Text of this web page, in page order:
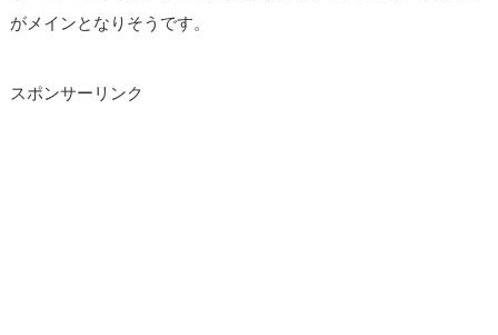
がメインとなりそうです。
スポンサーリンク